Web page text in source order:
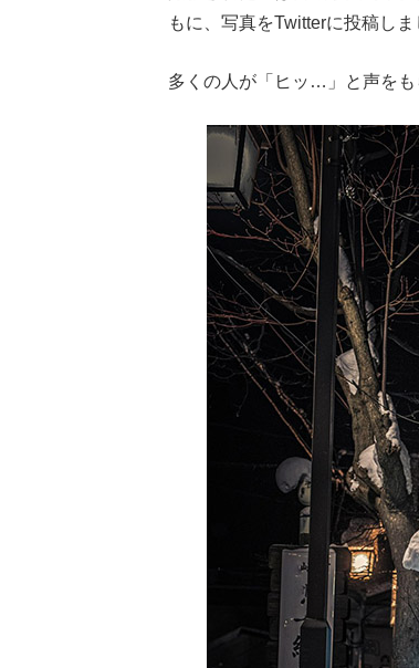
もに、写真をTwitterに投稿しま
多くの人が「ヒッ…」と声をも